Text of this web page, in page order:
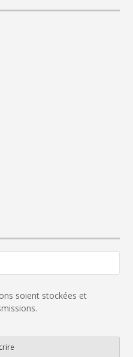
soient stockées et